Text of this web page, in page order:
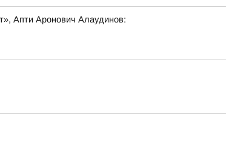
Апти Аронович Алаудинов: